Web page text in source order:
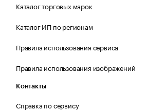
Каталог торговых марок
Каталог ИП по регионам
Правила использования сервиса
Правила использования изображений
Контакты
Справка по сервису